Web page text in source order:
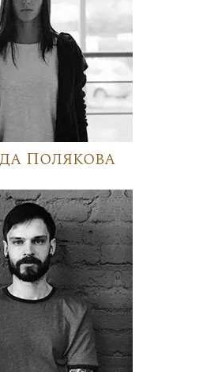
Полякова